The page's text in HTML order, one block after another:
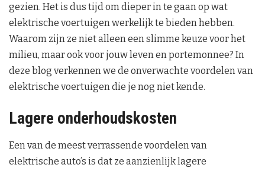
gezien. Het is dus tijd om dieper in te gaan op wat
elektrische voertuigen werkelijk te bieden hebben.
Waarom zijn ze niet alleen een slimme keuze voor het
milieu, maar ook voor jouw leven en portemonnee? In
deze blog verkennen we de onverwachte voordelen van
elektrische voertuigen die je nog niet kende.
Lagere onderhoudskosten
Een van de meest verrassende voordelen van
elektrische auto’s is dat ze aanzienlijk lagere